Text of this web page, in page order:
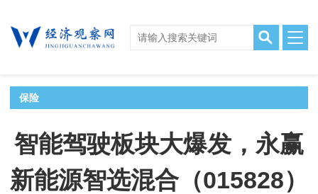
保险
智能驾驶板块大爆发，永赢
新能源智选混合（015828）